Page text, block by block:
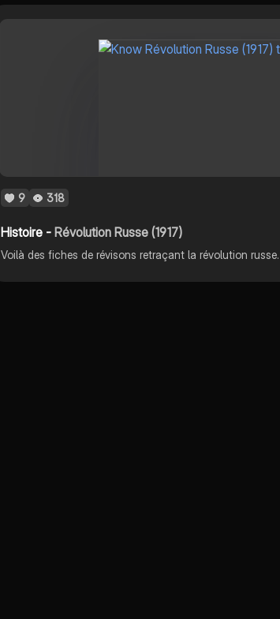
9 318
Histoire - Révolution Russe (1917)